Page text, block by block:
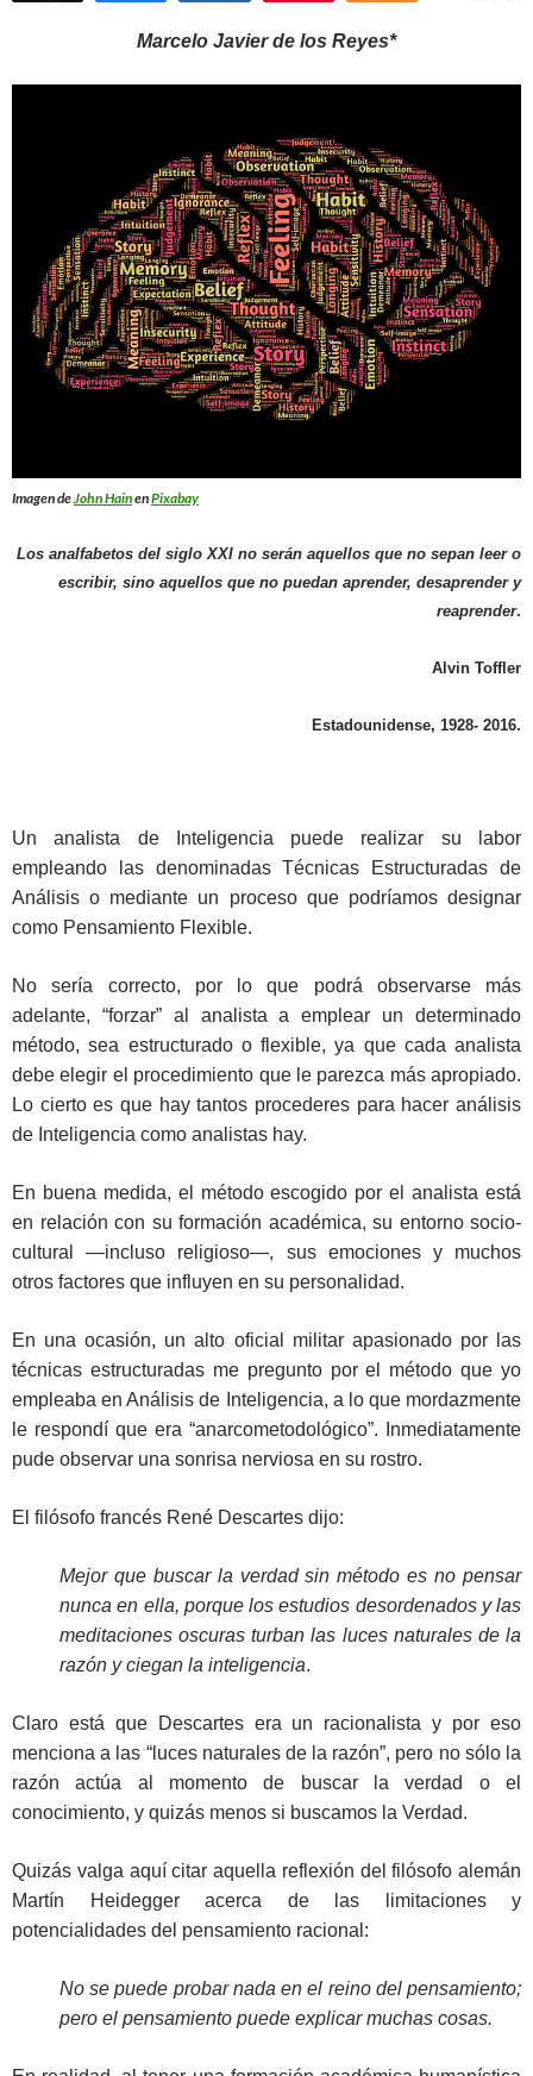
Marcelo Javier de los Reyes*
Imagen deJohn HainenPixabay
Los analfabetos del siglo XXI no serán aquellos que no sepan leer o
escribir, sino aquellos que no puedan aprender, desaprender y
reaprender.
Alvin Toffler
Estadounidense, 1928- 2016.
Un analista de Inteligencia puede realizar su labor
empleando las denominadas Técnicas Estructuradas de
Análisis o mediante un proceso que podríamos designar
como Pensamiento Flexible.
No sería correcto, por lo que podrá observarse más
adelante, “forzar” al analista a emplear un determinado
método, sea estructurado o flexible, ya que cada analista
debe elegir el procedimiento que le parezca más apropiado.
Lo cierto es que hay tantos procederes para hacer análisis
de Inteligencia como analistas hay.
En buena medida, el método escogido por el analista está
en relación con su formación académica, su entorno socio-
cultural —incluso religioso—, sus emociones y muchos
otros factores que influyen en su personalidad.
En una ocasión, un alto oficial militar apasionado por las
técnicas estructuradas me pregunto por el método que yo
empleaba en Análisis de Inteligencia, a lo que mordazmente
le respondí que era “anarcometodológico”. Inmediatamente
pude observar una sonrisa nerviosa en su rostro.
El filósofo francés René Descartes dijo:
Mejor que buscar la verdad sin método es no pensar
nunca en ella, porque los estudios desordenados y las
meditaciones oscuras turban las luces naturales de la
razón y ciegan la inteligencia.
Claro está que Descartes era un racionalista y por eso
menciona a las “luces naturales de la razón”, pero no sólo la
razón actúa al momento de buscar la verdad o el
conocimiento, y quizás menos si buscamos la Verdad.
Quizás valga aquí citar aquella reflexión del filósofo alemán
Martín Heidegger acerca de las limitaciones y
potencialidades del pensamiento racional:
No se puede probar nada en el reino del pensamiento;
pero el pensamiento puede explicar muchas cosas.